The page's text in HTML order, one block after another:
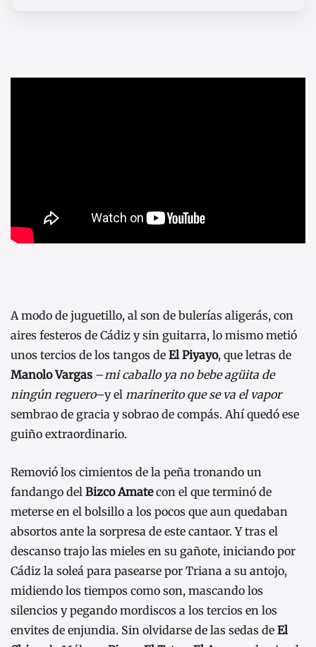
A modo de juguetillo, al son de bulerías aligerás, con
aires festeros de Cádiz y sin guitarra, lo mismo metió
unos tercios de los tangos de El Piyayo, que letras de
Manolo Vargas –mi caballo ya no bebe agüita de
ningún reguero–y el marinerito que se va el vapor
sembrao de gracia y sobrao de compás. Ahí quedó ese
guiño extraordinario.
Removió los cimientos de la peña tronando un
fandango del Bizco Amatecon el que terminó de
meterse en el bolsillo a los pocos que aun quedaban
absortos ante la sorpresa de este cantaor. Y tras el
descanso trajo las mieles en su gañote, iniciando por
Cádiz la soleá para pasearse por Triana a su antojo,
midiendo los tiempos como son, mascando los
silencios y pegando mordiscos a los tercios en los
envites de enjundia. Sin olvidarse de las sedas de El